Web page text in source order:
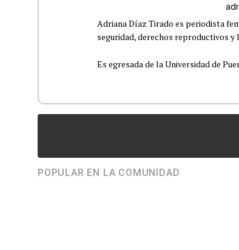
Adriana Díaz Tirado es periodista
seguridad, derechos reproductivos y
Es egresada de la Universidad de
POPULAR EN LA COMUNIDAD